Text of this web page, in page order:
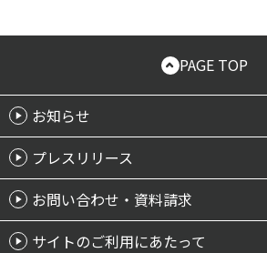
PAGE TOP
お知らせ
プレスリリース
お問い合わせ・資料請求
サイトのご利用にあたって